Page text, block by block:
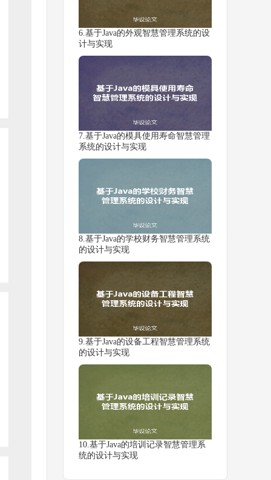
6.基于Java的外观智慧管理系统的设
计与实现
7.基于Java的模具使用寿命智慧管理
系统的设计与实现
8.基于Java的学校财务智慧管理系统
的设计与实现
9.基于Java的设备工程智慧管理系统
的设计与实现
10.基于Java的培训记录智慧管理系
统的设计与实现